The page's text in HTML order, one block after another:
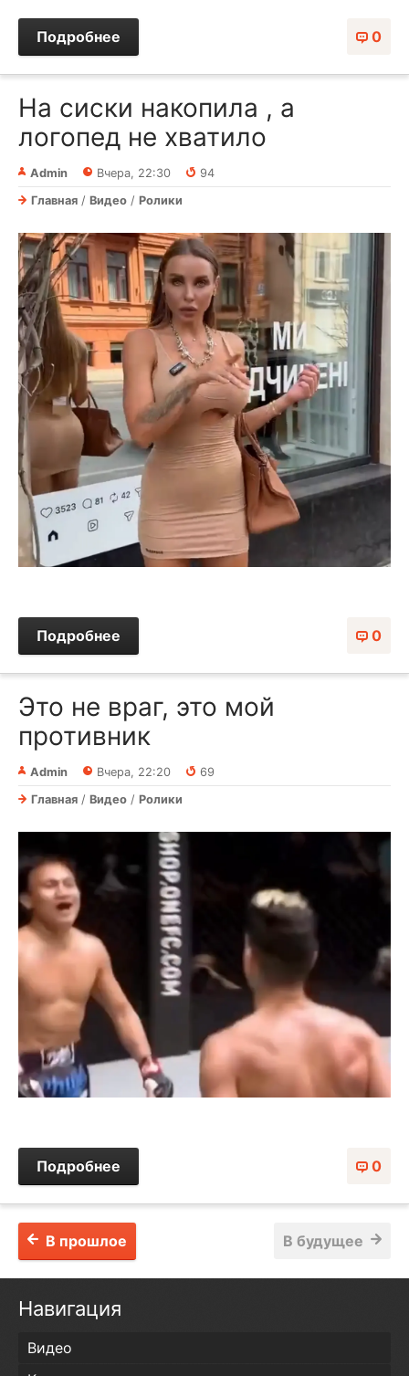
0
Подробнее
На сиски накопила , а
логопед не хватило
Admin Вчера, 22:30
94
Главная / Видео / Ролики
0
Подробнее
Это не враг, это мой
противник
Admin Вчера, 22:20
69
Главная / Видео / Ролики
0
Подробнее
В будущее
В прошлое
Навигация
Видео